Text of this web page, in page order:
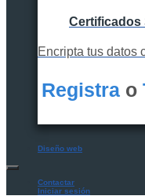
Certificados
Encripta tus datos
Registra o
Diseño web
Contactar
Iniciar sesión